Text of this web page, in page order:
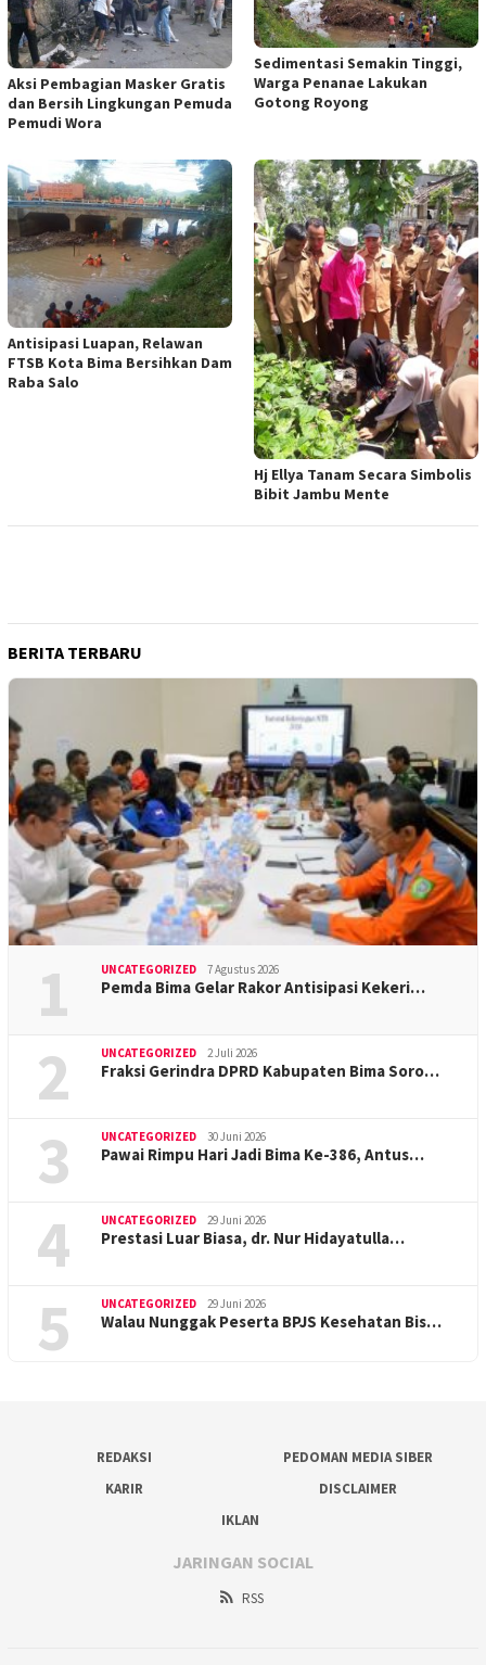
Aksi Pembagian Masker Gratis
dan Bersih Lingkungan Pemuda
Pemudi Wora
Sedimentasi Semakin Tinggi,
Warga Penanae Lakukan
Gotong Royong
Antisipasi Luapan, Relawan
FTSB Kota Bima Bersihkan Dam
Raba Salo
Hj Ellya Tanam Secara Simbolis
Bibit Jambu Mente
BERITA TERBARU
1 UNCATEGORIZED 7 Agustus 2026
Pemda Bima Gelar Rakor Antisipasi Kekeri…
2 UNCATEGORIZED 2 Juli 2026
Fraksi Gerindra DPRD Kabupaten Bima Soro…
3 UNCATEGORIZED 30 Juni 2026
Pawai Rimpu Hari Jadi Bima Ke-386, Antus…
4 UNCATEGORIZED 29 Juni 2026
Prestasi Luar Biasa, dr. Nur Hidayatulla…
5 UNCATEGORIZED 29 Juni 2026
Walau Nunggak Peserta BPJS Kesehatan Bis…
REDAKSI
PEDOMAN MEDIA SIBER
KARIR
DISCLAIMER
IKLAN
JARINGAN SOCIAL
RSS